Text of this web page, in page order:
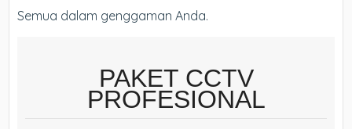
Semua dalam genggaman Anda.
PAKET CCTV
PROFESIONAL